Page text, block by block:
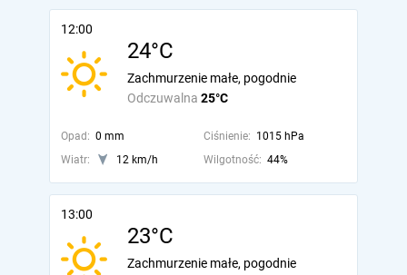
12:00
24°C
Odczuwalna 25°C
Zachmurzenie małe, pogodnie
Opad: 0 mm Ciśnienie: 1015 hPa
Wiatr:
12 km/h Wilgotność: 44%
13:00
23°C
Zachmurzenie małe, pogodnie